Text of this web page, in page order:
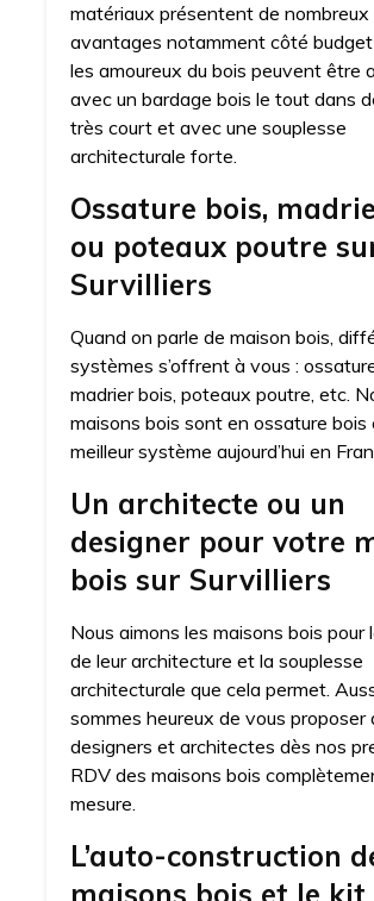
matériaux présentent de nombreux
avantages notamment côté
les amoureux du bois peuvent être
avec un bardage bois le tout dans
très court et avec une souplesse
architecturale forte.
Ossature bois,
ou poteaux poutre
Survilliers
Quand on parle de maison bois,
systèmes s’offrent à vous :
madrier bois, poteaux poutre, etc.
maisons bois sont en ossature bois
meilleur système aujourd’hui en
Un architecte ou un
designer pour votre
bois sur Survilliers
Nous aimons les maisons bois pour
de leur architecture et la souplesse
architecturale que cela permet.
sommes heureux de vous proposer
designers et architectes dès nos
RDV des maisons bois
mesure.
L’auto-construction
maisons bois et le kit